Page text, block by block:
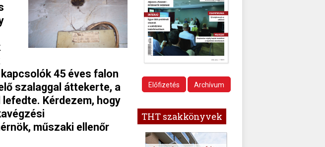
45 éves falon
szalaggal áttekerte, a
Kérdezem, hogy
műszaki ellenőr
Előfizetés Archívum
THT szakkönyvek